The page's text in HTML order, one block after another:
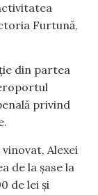
Furtună,
din partea
privind
Alexei
de la șase la
de lei și